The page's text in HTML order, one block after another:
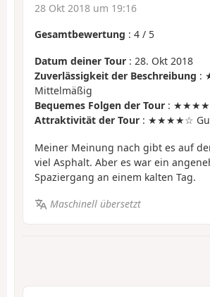
28 Okt 2018 um 19:16
Gesamtbewertung : 4 / 5
Datum deiner Tour : 28. Okt 2018
Zuverlässigkeit der Beschreibung :
Mittelmäßig
Bequemes Folgen der Tour :
Attraktivität der Tour : ★★★★☆
Meiner Meinung nach gibt es auf
viel Asphalt. Aber es war ein
Spaziergang an einem kalten Tag.
Maschinell übersetzt